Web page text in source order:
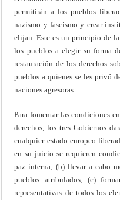
permitirán a los pueblos
nazismo y fascismo y crear
elijan. Este es un principio de
los pueblos a elegir su forma
restauración de los derechos
pueblos a quienes se les privó
naciones agresoras.
Para fomentar las condiciones
derechos, los tres Gobiernos
cualquier estado europeo
en su juicio se requieren
paz interna; (b) llevar a cabo
pueblos atribulados; (c)
representativas de todos los